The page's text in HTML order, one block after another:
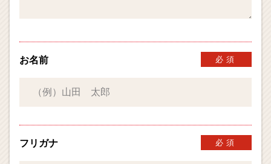
お名前 必須
フリガナ 必須